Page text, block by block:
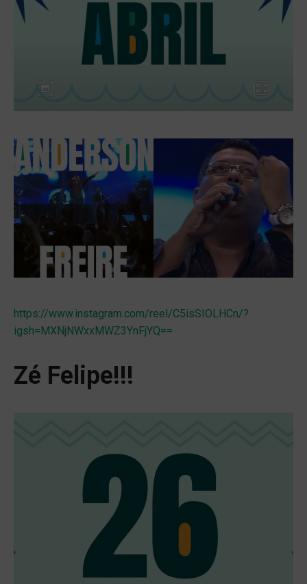
https://www.instagram.com/reel/C5isSIOLHCn/?
igsh=MXNjNWxxMWZ3YnFjYQ==
Zé Felipe!!!